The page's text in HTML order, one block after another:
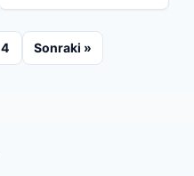
4 Sonraki »